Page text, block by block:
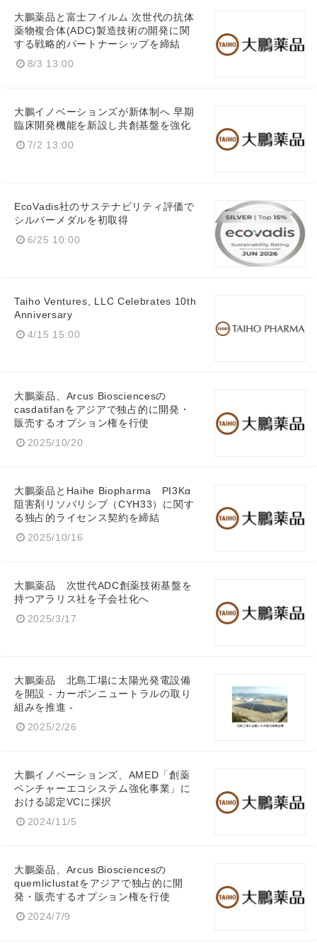
大鵬薬品と富士フイルム 次世代の抗体
薬物複合体(ADC)製造技術の開発に関
する戦略的パートナーシップを締結
8/3 13:00
大鵬イノベーションズが新体制へ 早期
臨床開発機能を新設し共創基盤を強化
7/2 13:00
EcoVadis社のサステナビリティ評価で
シルバーメダルを初取得
6/25 10:00
Taiho Ventures, LLC Celebrates 10th
Anniversary
4/15 15:00
大鵬薬品、Arcus Biosciencesの
casdatifanをアジアで独占的に開発・
販売するオプション権を行使
2025/10/20
大鵬薬品とHaihe Biopharma PI3Kα
阻害剤リソバリシブ（CYH33）に関す
る独占的ライセンス契約を締結
2025/10/16
大鵬薬品 次世代ADC創薬技術基盤を
持つアラリス社を子会社化へ
2025/3/17
大鵬薬品 北島工場に太陽光発電設備
を開設 - カーボンニュートラルの取り
組みを推進 -
2025/2/26
大鵬イノベーションズ、AMED「創薬
ベンチャーエコシステム強化事業」に
おける認定VCに採択
2024/11/5
大鵬薬品、Arcus Biosciencesの
quemliclustatをアジアで独占的に開
発・販売するオプション権を行使
2024/7/9
Japanese
English